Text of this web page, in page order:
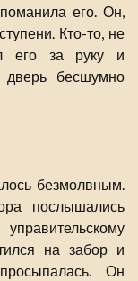
его. Он,
Кто-то, не
его за руку и
бесшумно
безмолвным.
послышались
на забор и
Он